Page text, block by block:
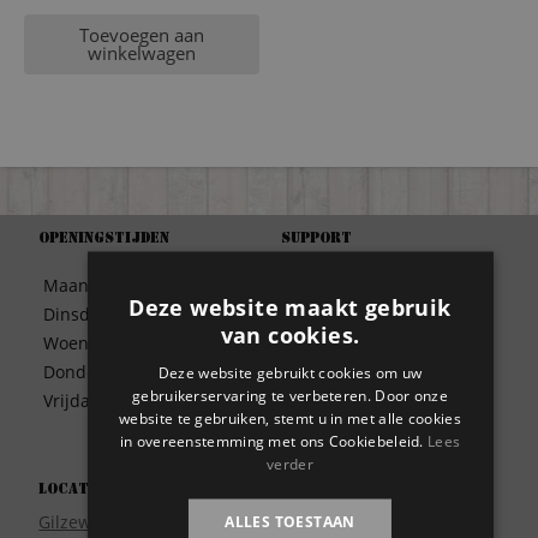
Toevoegen aan
winkelwagen
Openingstijden
Maandag
Dinsdag
Woensdag
Donderdag
Vrijdag
09:30 – 17:00
09:30 – 17:00
09:30 – 17:00
09:30 – 17:00
Locatie
Gilzeweg 17
Support
Betaalwijze
Bezorgen
Disclaimer
Garantie
Meest gestelde vragen
Privacy
Wie zijn wij?
Deze website maakt gebruik
van cookies.
Deze website gebruikt cookies om uw
gebruikerservaring te verbeteren. Door onze
website te gebruiken, stemt u in met alle cookies
in overeenstemming met ons Cookiebeleid. Lees
verder
ALLES TOESTAAN